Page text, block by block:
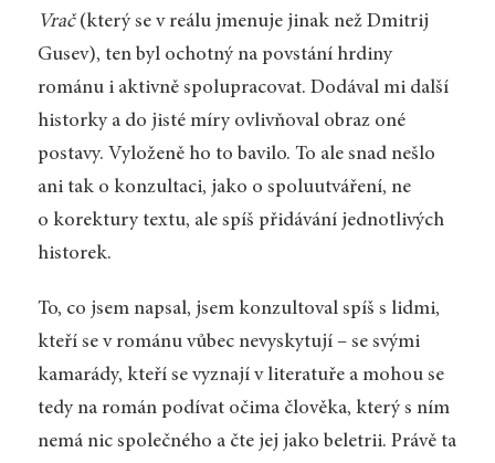
Vrač(který se v reálu jmenuje jinak než Dmitrij
Gusev), ten byl ochotný na povstání hrdiny
románu i aktivně spolupracovat. Dodával mi další
historky a do jisté míry ovlivňoval obraz oné
postavy. Vyloženě ho to bavilo. To ale snad nešlo
ani tak o konzultaci, jako o spoluutváření, ne
o korektury textu, ale spíš přidávání jednotlivých
historek.
To, co jsem napsal, jsem konzultoval spíš s lidmi,
kteří se v románu vůbec nevyskytují – se svými
kamarády, kteří se vyznají v literatuře a mohou se
tedy na román podívat očima člověka, který s ním
nemá nic společného a čte jej jako beletrii. Právě ta